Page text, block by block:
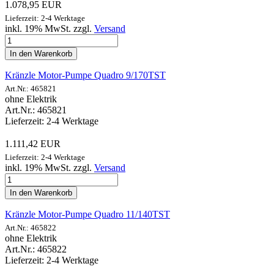
1.078,95 EUR
Lieferzeit: 2-4 Werktage
inkl. 19% MwSt. zzgl. Versand
In den Warenkorb
Kränzle Motor-Pumpe Quadro 9/170TST
Art.Nr.: 465821
ohne Elektrik
Art.Nr.: 465821
Lieferzeit: 2-4 Werktage
1.111,42 EUR
Lieferzeit: 2-4 Werktage
inkl. 19% MwSt. zzgl. Versand
In den Warenkorb
Kränzle Motor-Pumpe Quadro 11/140TST
Art.Nr.: 465822
ohne Elektrik
Art.Nr.: 465822
Lieferzeit: 2-4 Werktage